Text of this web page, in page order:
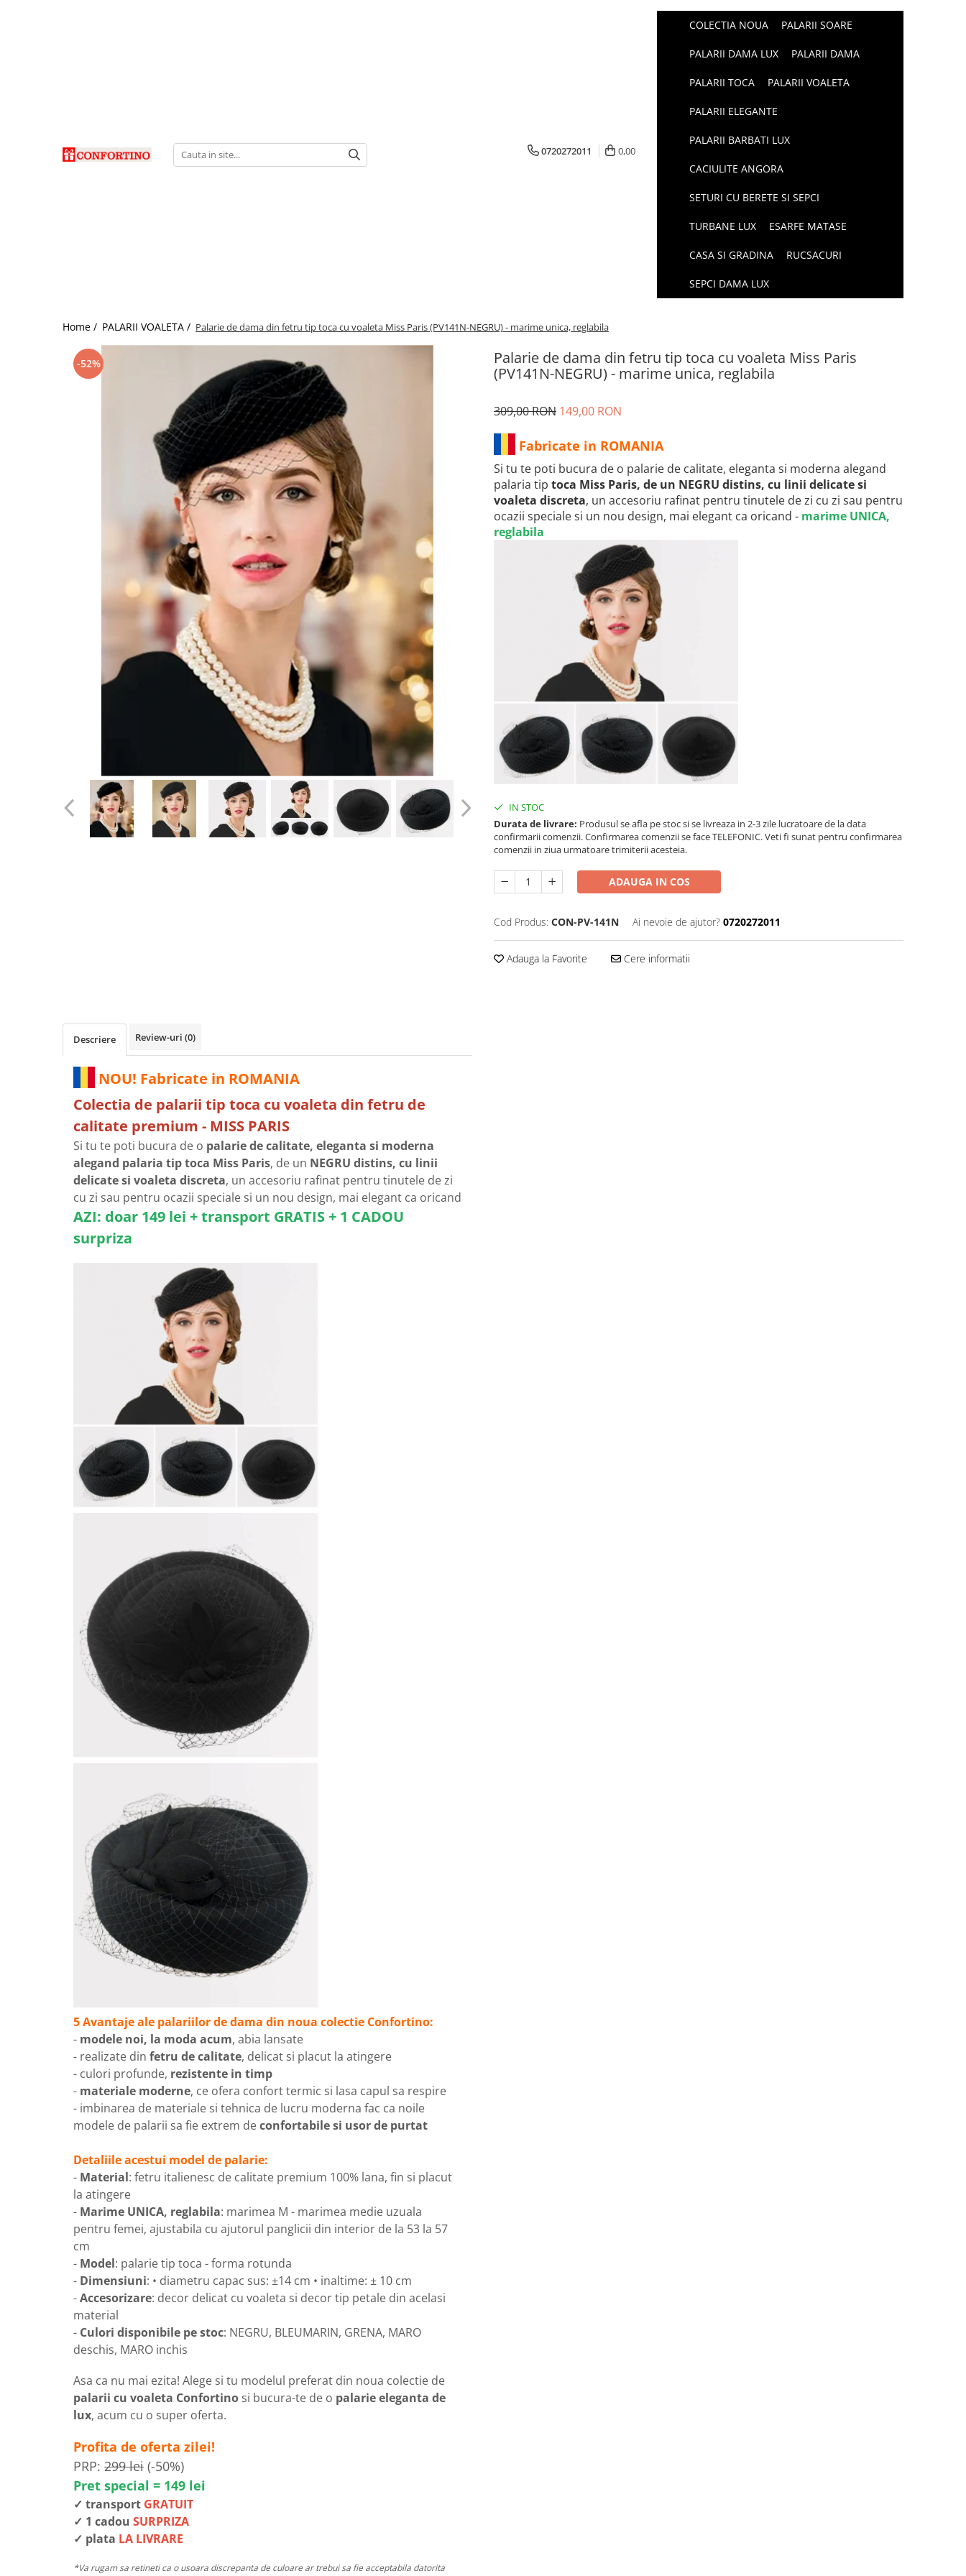
0720272011 0,00
COLECTIA NOUA PALARII SOARE
PALARII DAMA LUX PALARII DAMA
PALARII TOCA PALARII VOALETA
PALARII ELEGANTE
PALARII BARBATI LUX
CACIULITE ANGORA
SETURI CU BERETE SI SEPCI
TURBANE LUX ESARFE MATASE
CASA SI GRADINA RUCSACURI
SEPCI DAMA LUX
Home / PALARII VOALETA / Palarie de dama din fetru tip toca cu voaleta Miss Paris (PV141N-NEGRU) - marime unica, reglabila
Palarie de dama din fetru tip toca cu voaleta Miss Paris
(PV141N-NEGRU) - marime unica, reglabila
-52%
309,00 RON 149,00 RON
Fabricate in ROMANIA
Si tu te poti bucura de o palarie de calitate, eleganta si moderna alegand
palaria tip toca Miss Paris, de un NEGRU distins, cu linii delicate si
voaleta discreta, un accesoriu rafinat pentru tinutele de zi cu zi sau pentru
ocazii speciale si un nou design, mai elegant ca oricand - marime UNICA,
reglabila
IN STOC
Durata de livrare: Produsul se afla pe stoc si se livreaza in 2-3 zile lucratoare de la data
confirmarii comenzii. Confirmarea comenzii se face TELEFONIC. Veti fi sunat pentru confirmarea
comenzii in ziua urmatoare trimiterii acesteia.
ADAUGA IN COS
Cod Produs: CON-PV-141N Ai nevoie de ajutor? 0720272011
Adauga la Favorite Cere informatii
Descriere Review-uri (0)
NOU! Fabricate in ROMANIA
Colectia de palarii tip toca cu voaleta din fetru de
calitate premium - MISS PARIS
Si tu te poti bucura de o palarie de calitate, eleganta si moderna
alegand palaria tip toca Miss Paris, de un NEGRU distins, cu linii
delicate si voaleta discreta, un accesoriu rafinat pentru tinutele de zi
cu zi sau pentru ocazii speciale si un nou design, mai elegant ca oricand
AZI: doar 149 lei + transport GRATIS + 1 CADOU
surpriza
5 Avantaje ale palariilor de dama din noua colectie Confortino:
- modele noi, la moda acum, abia lansate
- realizate din fetru de calitate, delicat si placut la atingere
- culori profunde, rezistente in timp
- materiale moderne, ce ofera confort termic si lasa capul sa respire
- imbinarea de materiale si tehnica de lucru moderna fac ca noile
modele de palarii sa fie extrem deconfortabile si usor de purtat
Detaliile acestui model de palarie:
- Material: fetru italienesc de calitate premium 100% lana, fin si placut
la atingere
- Marime UNICA, reglabila: marimea M - marimea medie uzuala
pentru femei, ajustabila cu ajutorul panglicii din interior de la 53 la 57
cm
- Model: palarie tip toca - forma rotunda
- Dimensiuni: • diametru capac sus: ±14 cm • inaltime: ± 10 cm
-Accesorizare: decor delicat cu voaleta si decor tip petale din acelasi
material
- Culori disponibile pe stoc: NEGRU, BLEUMARIN, GRENA, MARO
deschis, MARO inchis
Asa ca nu mai ezita! Alege si tu modelul preferat din noua colectie de
palarii cu voaleta Confortino si bucura-te de o palarie eleganta de
lux, acum cu o super oferta.
Profita de oferta zilei!
PRP: 299 lei (-50%)
Pret special = 149 lei
✓ transport GRATUIT
✓ 1 cadou SURPRIZA
✓ plata LA LIVRARE
*Va rugam sa retineti ca o usoara discrepanta de culoare ar trebui sa fie acceptabila datorita